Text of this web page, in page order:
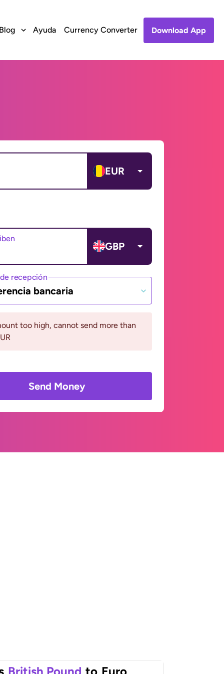
Blog Ayuda Currency Converter Download App
EUR
GBP
recepción
bancaria
too high, cannot send more than
Send Money